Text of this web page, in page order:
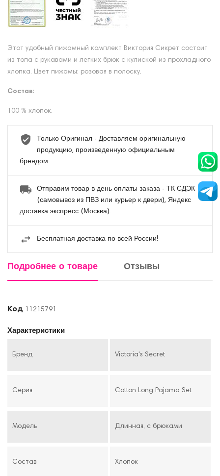
Этот удобный пижамный комплект Виктория Сикрет состоит
из топа с рукавами и легких брюк с кулиской из прохладного
хлопка. Цвет пижамы: розовая в полоску.
Состав:
100 % хлопок.
Только Оригинал - Доставляем оригинальную
продукцию, произведенную официальным
брендом.
Отправим товар в день оплаты заказа - ТК СДЭК
(самовывоз из ПВЗ или курьер к двери), Яндекс
доставка экспресс (Москва).
Бесплатная доставка по всей России!
Подробнее о товаре Отзывы
Код 11215791
Характеристики
Бренд Victoria's Secret
Серия Cotton Long Pajama Set
Модель Длинная, с брюками
Состав Хлопок